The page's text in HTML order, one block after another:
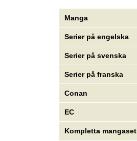
Manga
Serier på engelska
Serier på svenska
Serier på franska
Conan
EC
Kompletta mangaset